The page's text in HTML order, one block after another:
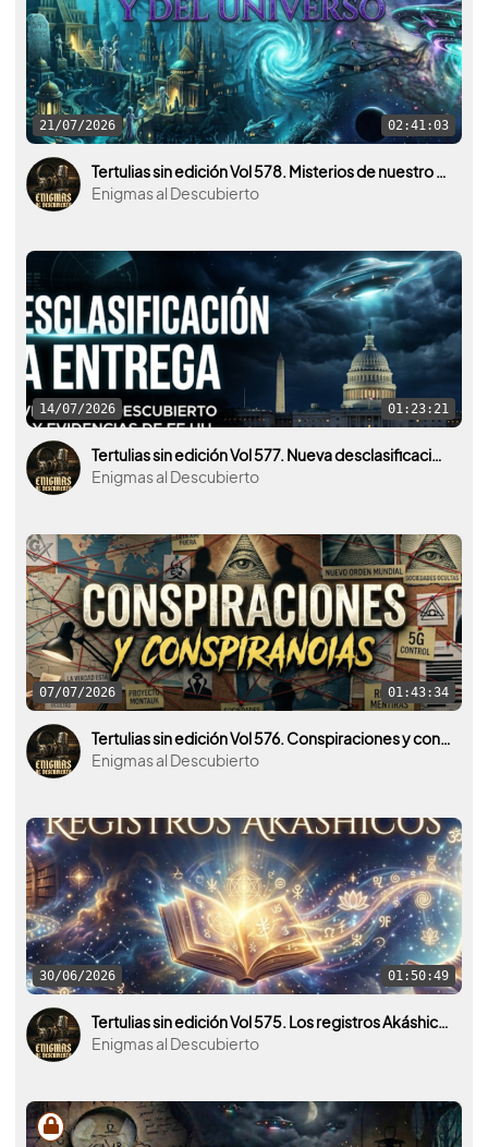
21/07/2026 02:41:03
Tertulias sin edición Vol 578. Misterios de nuestro planeta y del universo. La Atlántida por medio.
Enigmas al Descubierto
14/07/2026 01:23:21
Tertulias sin edición Vol 577. Nueva desclasificación OVNI por parte de U.S.A. y otros países.
Enigmas al Descubierto
07/07/2026 01:43:34
Tertulias sin edición Vol 576. Conspiraciones y conspiranoias ¿Realidad o ficción?
Enigmas al Descubierto
30/06/2026 01:50:49
Tertulias sin edición Vol 575. Los registros Akáshicos y la mente humana.
Enigmas al Descubierto